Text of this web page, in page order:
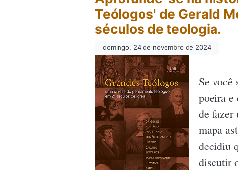
Teólogos' de Gerald
séculos de teologia.
domingo, 24 de novembro de 2024
Se você
poeira e
de fazer
mapa
decidiu
discutir